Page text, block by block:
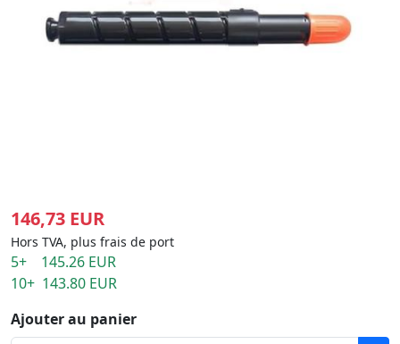
146,73 EUR
Hors TVA, plus frais de port
5+ 145.26 EUR
10+ 143.80 EUR
Ajouter au panier